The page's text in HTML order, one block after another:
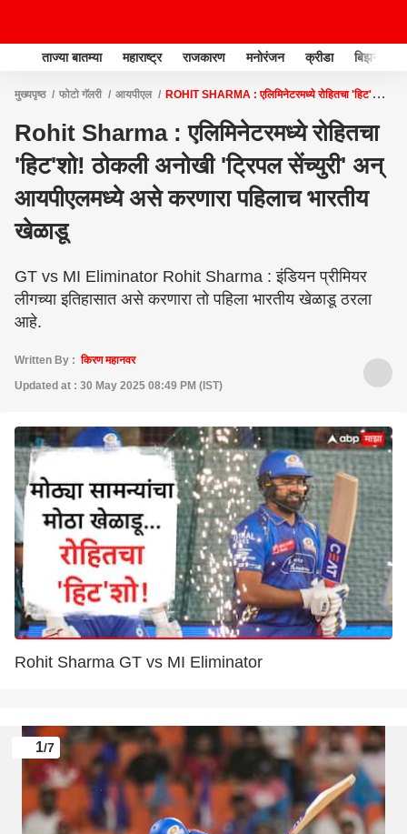
ताज्या बातम्या महाराष्ट्र राजकारण मनोरंजन क्रीडा बिझनेस
मुख्यपृष्ठ फोटो गॅलरी आयपीएल
ROHIT SHARMA : एलिमिनेटरमध्ये रोहितचा 'हिट'शो!
Rohit Sharma : एलिमिनेटरमध्ये रोहितचा
'हिट'शो! ठोकली अनोखी 'ट्रिपल सेंच्युरी' अन्
आयपीएलमध्ये असे करणारा पहिलाच भारतीय
खेळाडू
GT vs MI Eliminator Rohit Sharma : इंडियन प्रीमियर
लीगच्या इतिहासात असे करणारा तो पहिला भारतीय खेळाडू ठरला
आहे.
Written By :किरण महानवर
Updated at : 30 May 2025 08:49 PM (IST)
Rohit Sharma GT vs MI Eliminator
1/7